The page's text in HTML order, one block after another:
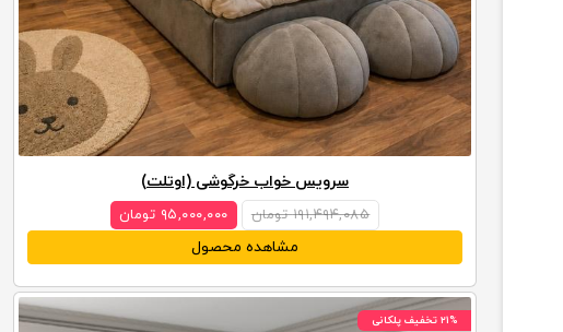
سرویس خواب خرگوشی (اوتلت)
۱۹۱,۴۹۴,۰۸۵ تومان ۹۵,۰۰۰,۰۰۰ تومان
مشاهده محصول
۲۱% تخفیف پلکانی